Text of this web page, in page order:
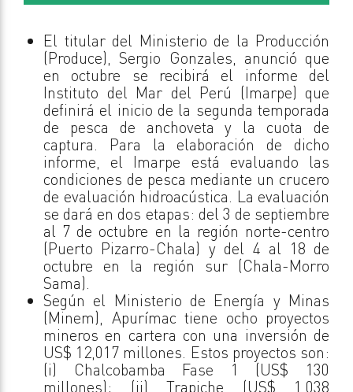
El titular del Ministerio de la Producción
(Produce), Sergio Gonzales, anunció que
en octubre se recibirá el informe del
Instituto del Mar del Perú (Imarpe) que
definirá el inicio de la segunda temporada
de pesca de anchoveta y la cuota de
captura. Para la elaboración de dicho
informe, el Imarpe está evaluando las
condiciones de pesca mediante un crucero
de evaluación hidroacústica. La evaluación
se dará en dos etapas: del 3 de septiembre
al 7 de octubre en la región norte-centro
(Puerto Pizarro-Chala) y del 4 al 18 de
octubre en la región sur (Chala-Morro
Sama).
Según el Ministerio de Energía y Minas
(Minem), Apurímac tiene ocho proyectos
mineros en cartera con una inversión de
US$ 12,017 millones. Estos proyectos son:
(i) Chalcobamba Fase 1 (US$ 130
millones); (ii) Trapiche (US$ 1,038